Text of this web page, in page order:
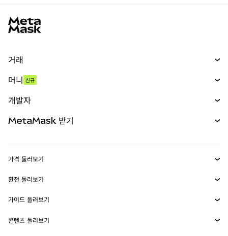
거래
무기한 선물
실물자산
머니 신규
개발자
MetaMask Connect
Snaps
웹3 서비스
MetaMask 받기
보안
고객 지원
가격 둘러보기
이더리움 가격
솔라나 가격
환전 둘러보기
ETH를 USD로 환전
USDT를 INR로 환전
가이드 둘러보기
ETH 매수
콘텐츠 둘러보기